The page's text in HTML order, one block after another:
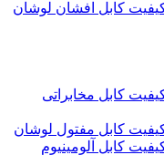
کابل افشان لوشان
کابل مخابراتی
کابل مفتول لوشان
کابل آلومینیوم